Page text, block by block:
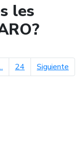
les
24 Siguiente